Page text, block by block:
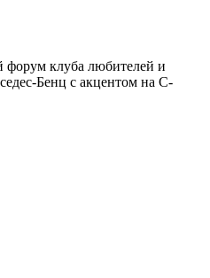
форум клуба любителей и
Бенц с акцентом на C-